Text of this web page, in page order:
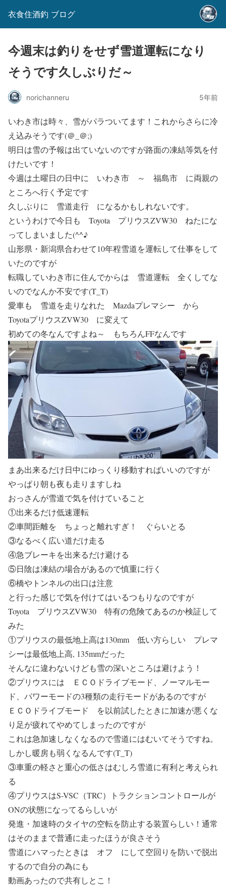
衣食住酒釣 ブログ
今週末は釣りをせず雪道運転になり
そうです久しぶりだ～
norichanneru 5年前
いわき市は時々、雪がパラついてます！これからさらに冷
え込みそうです(＠_＠;)
明日は雪の予報は出ていないのですが路面の凍結等気を付
けたいです！
今週は土曜日の日中に いわき市 ～ 福島市 に両親の
ところへ行く予定です
久しぶりに 雪道走行 になるかもしれないです。
というわけで今日も Toyota プリウスZVW30 ねたにな
ってしまいました(^^♪
山形県・新潟県合わせて10年程雪道を運転して仕事をして
いたのですが
転職していわき市に住んでからは 雪道運転 全くしてな
いのでなんか不安です(T_T)
愛車も 雪道を走りなれた Mazdaプレマシー から
ToyotaプリウスZVW30 に変えて
初めての冬なんですよね～ もちろんFFなんです
まあ出来るだけ日中にゆっくり移動すればいいのですが
やっぱり朝も夜も走りますしね
おっさんが雪道で気を付けていること
①出来るだけ低速運転
②車間距離を ちょっと離れすぎ！ ぐらいとる
③なるべく広い道だけ走る
④急ブレーキを出来るだけ避ける
⑤日陰は凍結の場合があるので慎重に行く
⑥橋やトンネルの出口は注意
と行った感じで気を付けてはいるつもりなのですが
Toyota プリウスZVW30 特有の危険てあるのか検証して
みた
①プリウスの最低地上高は130mm 低い方らしい プレマ
シーは最低地上高, 135mmだった
そんなに違わないけども雪の深いところは避けよう！
②プリウスには ＥＣＯドライブモード、ノーマルモー
ド、パワーモードの3種類の走行モードがあるのですが
ＥＣＯドライブモード を以前試したときに加速が悪くな
り足が疲れてやめてしまったのですが
これは急加速しなくなるので雪道にはむいてそうですね。
しかし暖房も弱くなるんです(T_T)
③車重の軽さと重心の低さはむしろ雪道に有利と考えられ
る
④プリウスはS-VSC（TRC）トラクションコントロールが
ONの状態になってるらしいが
発進・加速時のタイヤの空転を防止する装置らしい！通常
はそのままで普通に走ったほうが良さそう
雪道にハマったときは オフ にして空回りを防いで脱出
するので自分の為にも
動画あったので共有しとこ！